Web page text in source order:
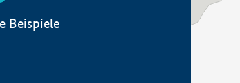
Beispiele